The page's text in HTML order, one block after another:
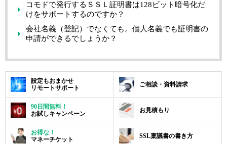
コモドで発行するＳＳＬ証明書は128ビット暗号化だ
けをサポートするのですか？
会社名義（登記）でなくても。個人名義でも証明書の
申請ができるでしょうか？
設定もおまかせ
リモートサポート
ご相談・資料請求
90日間無料！
お試しキャンペーン
お見積もり
お得な！
マネーチケット
SSL稟議書の書き方